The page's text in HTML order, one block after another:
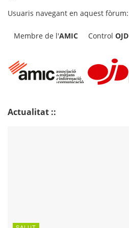
Usuaris navegant en aquest fòrum:
Membre de l'AMIC Control OJD
Actualitat ::